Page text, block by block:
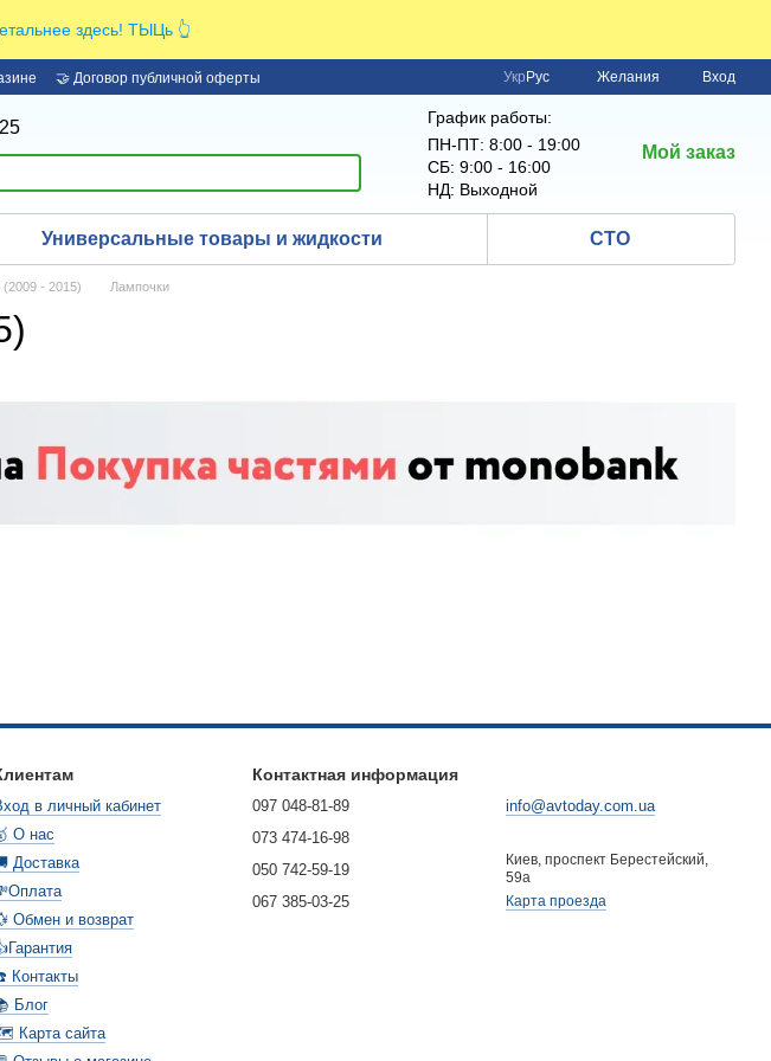
здесь! ТЫЦь 👆
🤝 Договор публичной оферты
Укр Рус Желания Вход
График работы:
ПН-ПТ: 8:00 - 19:00
СБ: 9:00 - 16:00
НД: Выходной
Мой заказ
Универсальные товары и жидкости СТО
(2009 - 2015) Лампочки
в личный кабинет
О нас
Доставка
Обмен и возврат
Контакты
Блог
Карта сайта
Контактная информация
097 048-81-89
073 474-16-98
050 742-59-19
067 385-03-25
info@avtoday.com.ua
Киев, проспект Берестейский,
59а
Карта проезда